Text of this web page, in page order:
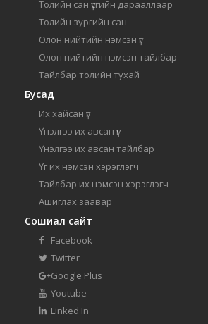
Толийн сан үсгийн дарааллаар
Толийн зургийн сан
Олон нийтийн нэмсэн үг
Олон нийтийн нэмсэн тайлбар
Тайлбар толийн тухай
Бусад
Их хайсан үг
Үнэлгээ их авсан үг
Үнэлгээ их авсан тайлбар
Үг их нэмсэн хэрэглэгч
Тайлбар их нэмсэн хэрэглэгч
Ашиглах заавар
Сошиал сайт
Facebook
Twitter
Google Plus
Youtube
Linked In